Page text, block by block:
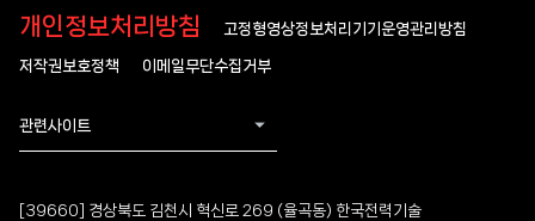
인스
블로그
페이스북
개인정보처리방침 고정형영상정보처리기기운영관리방침
저작권보호정책 이메일무단수집거부
관련사이트
[39660] 경상북도 김천시 혁신로 269 (율곡동) 한국전력기술